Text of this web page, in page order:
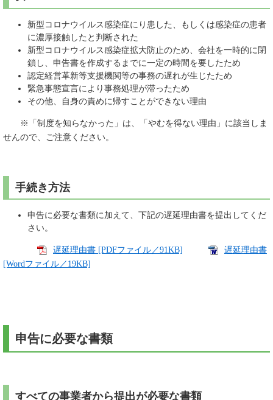
新型コロナウイルス感染症にり患した、もしくは感染症の患者
に濃厚接触したと判断された
新型コロナウイルス感染症拡大防止のため、会社を一時的に閉
鎖し、申告書を作成するまでに一定の時間を要したため
認定経営革新等支援機関等の事務の遅れが生じたため
緊急事態宣言により事務処理が滞ったため
その他、自身の責めに帰すことができない理由
※「制度を知らなかった」は、「やむを得ない理由」に該当しま
せんので、ご注意ください。
手続き方法
申告に必要な書類に加えて、下記の遅延理由書を提出してくだ
さい。
遅延理由書 [PDFファイル／91KB]
遅延理由書
[Wordファイル／19KB]
申告に必要な書類
すべての事業者から提出が必要な書類